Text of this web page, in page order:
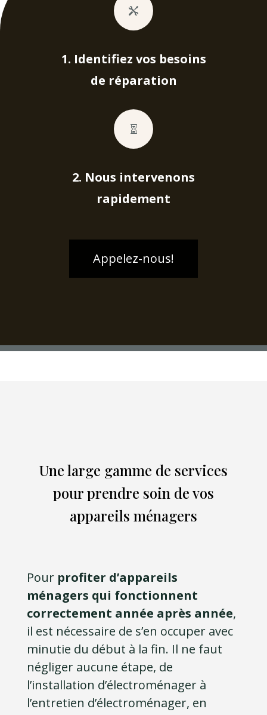

1. Identifiez vos besoins
de réparation

2. Nous intervenons
rapidement
Appelez-nous!
Une large gamme de services
pour prendre soin de vos
appareils ménagers
Pour profiter d’appareils
ménagers qui fonctionnent
correctement année après année,
il est nécessaire de s’en occuper avec
minutie du début à la fin. Il ne faut
négliger aucune étape, de
l’installation d’électroménager à
l’entretien d’électroménager, en